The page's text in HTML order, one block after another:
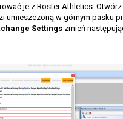
je z Roster Athletics. Otwórz
umieszczoną w górnym pasku
Settings zmień